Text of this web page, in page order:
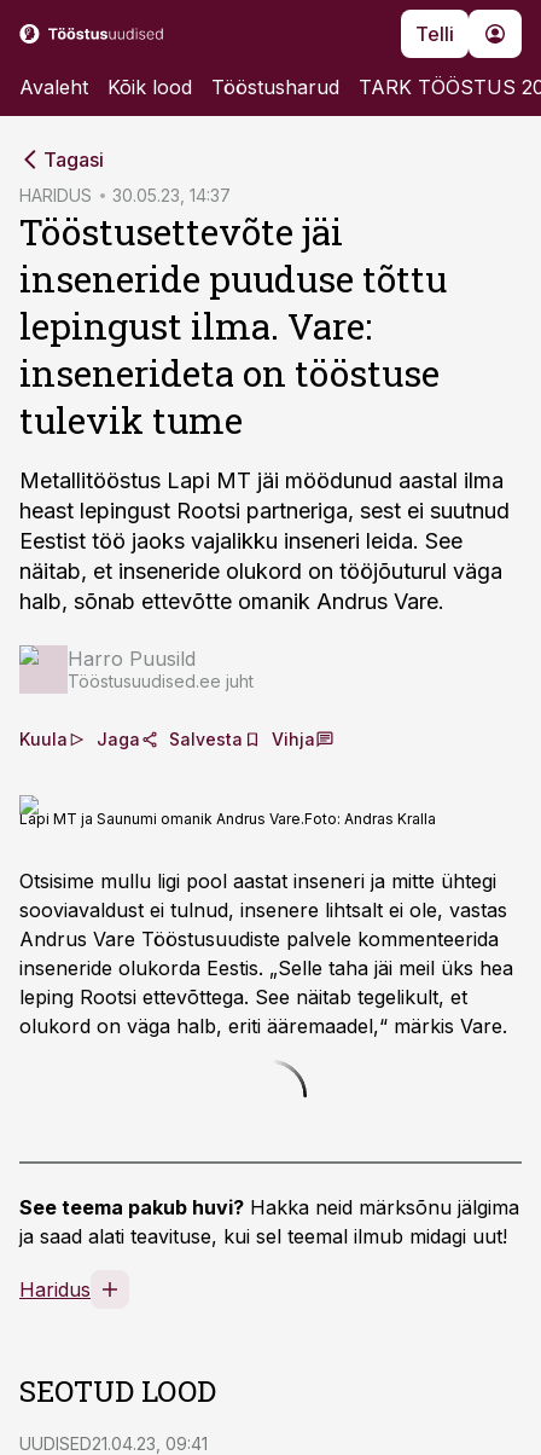
Telli
Avaleht Kõik lood Tööstusharud TARK TÖÖSTUS
Tagasi
HARIDUS 30.05.23, 14:37
Tööstusettevõte jäi
inseneride puuduse tõttu
lepingust ilma. Vare:
insenerideta on tööstuse
tulevik tume
Metallitööstus Lapi MT jäi möödunud aastal ilma
heast lepingust Rootsi partneriga, sest ei suutnud
Eestist töö jaoks vajalikku inseneri leida. See
näitab, et inseneride olukord on tööjõuturul väga
halb, sõnab ettevõtte omanik Andrus Vare.
Harro Puusild
Tööstusuudised.ee juht
Kuula Jaga Salvesta Vihja
Lapi MT ja Saunumi omanik Andrus Vare.Foto: Andras Kralla
Otsisime mullu ligi pool aastat inseneri ja mitte ühtegi
sooviavaldust ei tulnud, insenere lihtsalt ei ole, vastas
Andrus Vare Tööstusuudiste palvele kommenteerida
inseneride olukorda Eestis. „Selle taha jäi meil üks hea
leping Rootsi ettevõttega. See näitab tegelikult, et
olukord on väga halb, eriti ääremaadel,“ märkis Vare.
See teema pakub huvi? Hakka neid märksõnu jälgima
ja saad alati teavituse, kui sel teemal ilmub midagi uut!
Haridus
SEOTUD LOOD
UUDISED21.04.23, 09:41